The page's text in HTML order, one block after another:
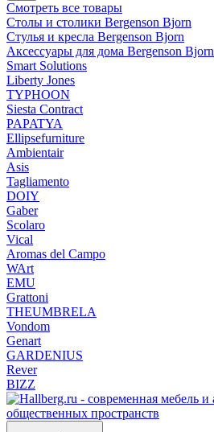
Смотреть все товары
Столы и столики Bergenson Bjorn
Стулья и кресла Bergenson Bjorn
Аксессуары для дома Bergenson Bjorn
Smart Solutions
Liberty Jones
TYPHOON
Siesta Contract
PAPATYA
Ellipsefurniture
Ambientair
Asis
Tagliamento
DOIY
Gaber
Scolaro
Vical
Aromas del Campo
WArt
EMU
Grattoni
THEUMBRELA
Vondom
Genart
GARDENIUS
Rever
BIZZ